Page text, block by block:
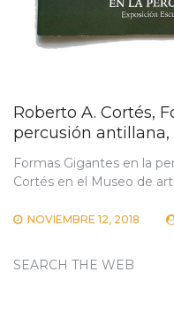
Roberto A. Cortés,
percusión antillana,
Formas Gigantes en la
Cortés en el Museo de
NOVIEMBRE 12, 2018
SEARCH THE WEB